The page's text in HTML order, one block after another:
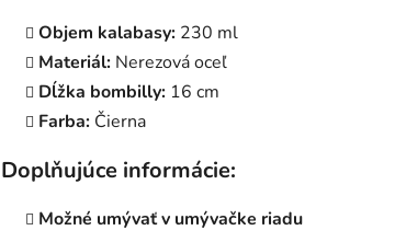
Objem kalabasy: 230 ml
Materiál: Nerezová oceľ
Dĺžka bombilly: 16 cm
Farba: Čierna
Doplňujúce informácie:
Možné umývať v umývačke riadu